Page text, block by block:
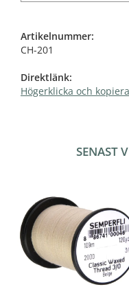
Artikelnummer:
CH-201
Direktlänk:
Högerklicka och
SENAST